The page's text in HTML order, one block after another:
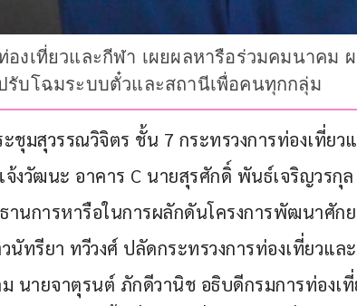
องเที่ยวและกีฬา เผยผลหารือร่วมคมนาค
รับโฉมระบบตั๋วและสถานีเพื่อคนทุกกลุ่ม
ชุมสุวรรณวิจิตร ชั้น 7 กระทรวงการท่องเที่ย
งวัฒนะ อาคาร C นายสุรศักดิ์ พันธ์เจริญวรกุล
านการหารือในการผลักดันโครงการพัฒนาศัก
นัทรียา ทวีวงศ์ ปลัดกระทรวงการท่องเที่ยวแล
นายจาตุรนต์ ภักดีวานิช อธิบดีกรมการท่องเ